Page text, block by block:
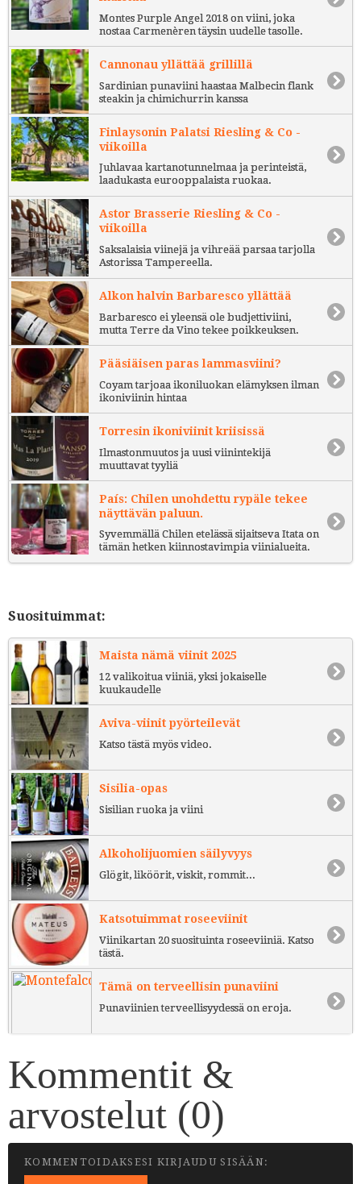
Montes Purple Angel 2018 on viini, joka
nostaa Carmenèren täysin uudelle tasolle.
Cannonau yllättää grillillä
Sardinian punaviini haastaa Malbecin flank
steakin ja chimichurrin kanssa
Finlaysonin Palatsi Riesling & Co -
viikoilla
Juhlavaa kartanotunnelmaa ja perinteistä,
laadukasta eurooppalaista ruokaa.
Astor Brasserie Riesling & Co -
viikoilla
Saksalaisia viinejä ja vihreää parsaa tarjolla
Astorissa Tampereella.
Alkon halvin Barbaresco yllättää
Barbaresco ei yleensä ole budjettiviini,
mutta Terre da Vino tekee poikkeuksen.
Pääsiäisen paras lammasviini?
Coyam tarjoaa ikoniluokan elämyksen ilman
ikoniviinin hintaa
Torresin ikoniviinit kriisissä
Ilmastonmuutos ja uusi viinintekijä
muuttavat tyyliä
País: Chilen unohdettu rypäle tekee
näyttävän paluun.
Syvemmällä Chilen etelässä sijaitseva Itata on
tämän hetken kiinnostavimpia viinialueita.
Suosituimmat:
Maista nämä viinit 2025
12 valikoitua viiniä, yksi jokaiselle
kuukaudelle
Aviva-viinit pyörteilevät
Katso tästä myös video.
Sisilia-opas
Sisilian ruoka ja viini
Alkoholijuomien säilyvyys
Glögit, liköörit, viskit, rommit...
Katsotuimmat roseeviinit
Viinikartan 20 suosituinta roseeviiniä. Katso
tästä.
Tämä on terveellisin punaviini
Punaviinien terveellisyydessä on eroja.
Kommentit &
arvostelut (0)
KOMMENTOIDAKSESI KIRJAUDU SISÄÄN: